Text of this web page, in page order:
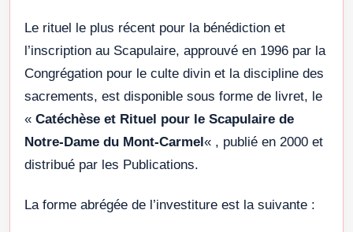
Le rituel le plus récent pour la bénédiction et
l’inscription au Scapulaire, approuvé en 1996 par la
Congrégation pour le culte divin et la discipline des
sacrements, est disponible sous forme de livret, le
« Catéchèse et Rituel pour le Scapulaire de
Notre-Dame du Mont-Carmel« , publié en 2000 et
distribué par les Publications.
La forme abrégée de l’investiture est la suivante :